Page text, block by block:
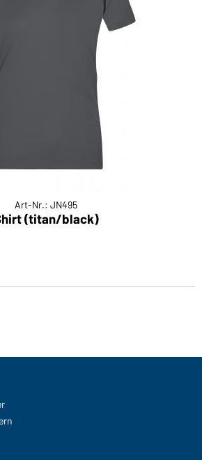
Art-Nr.: JN495
(titan/black)